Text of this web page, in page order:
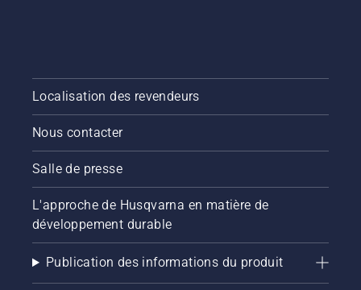
Localisation des revendeurs
Nous contacter
Salle de presse
L'approche de Husqvarna en matière de
développement durable
Publication des informations du produit